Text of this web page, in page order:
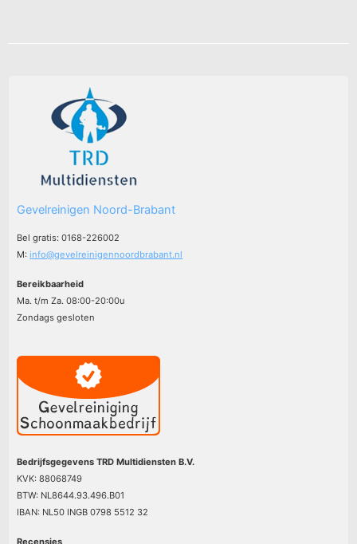
Gevelreinigen Noord-Brabant
Bel gratis: 0168-226002
M:info@gevelreinigennoordbrabant.nl
Bereikbaarheid
Ma. t/m Za. 08:00-20:00u
Zondags gesloten
Bedrijfsgegevens TRD Multidiensten B.V.
KVK: 88068749
BTW: NL8644.93.496.B01
IBAN: NL50 INGB 0798 5512 32
Recensies